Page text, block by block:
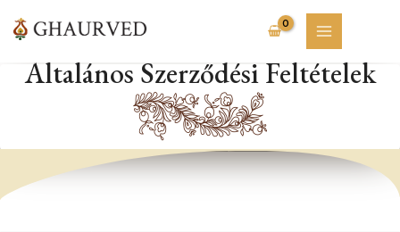
content
Általános Szerződési Feltételek